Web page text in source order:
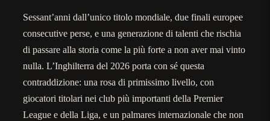
Sessant’anni dall’unico titolo mondiale, due finali europee
consecutive perse, e una generazione di talenti che rischia
di passare alla storia come la più forte a non aver mai vinto
nulla. L’Inghilterra del 2026 porta con sé questa
contraddizione: una rosa di primissimo livello, con
giocatori titolari nei club più importanti della Premier
League e della Liga, e un palmares internazionale che non